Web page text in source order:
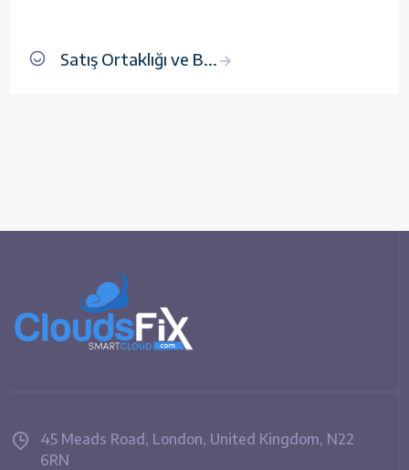
Satış Ortaklığı ve B...
45 Meads Road, London, United Kingdom, N22
6RN